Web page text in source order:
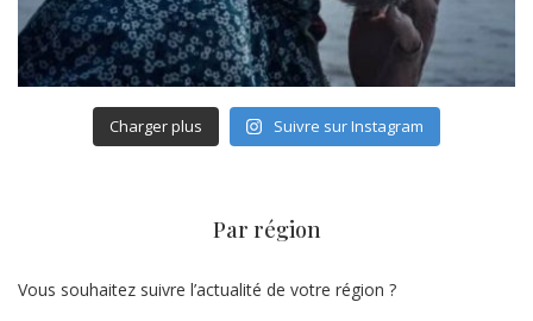
Charger plus Suivre sur Instagram
Par région
Vous souhaitez suivre l’actualité de votre région ?